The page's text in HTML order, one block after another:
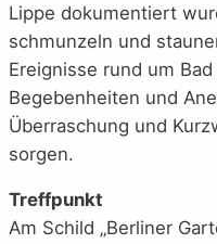
Lippe dokumentiert
schmunzeln und
Ereignisse rund um
Begebenheiten und
Überraschung und
sorgen.
Treffpunkt
Am Schild „Berliner